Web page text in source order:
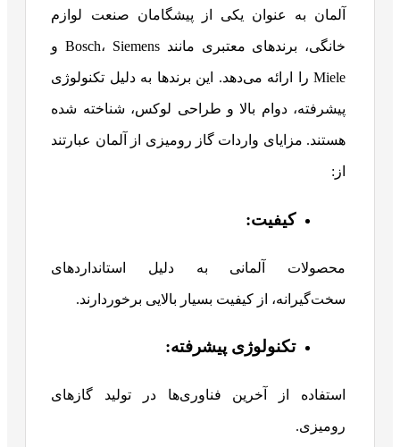
آلمان به عنوان یکی از پیشگامان صنعت لوازم
خانگی، برندهای معتبری مانند Bosch، Siemens و
Miele را ارائه می‌دهد. این برندها به دلیل تکنولوژی
پیشرفته، دوام بالا و طراحی لوکس، شناخته شده
هستند. مزایای واردات گاز رومیزی از آلمان عبارتند
از:
کیفیت:
محصولات آلمانی به دلیل استانداردهای
سخت‌گیرانه، از کیفیت بسیار بالایی برخوردارند.
تکنولوژی پیشرفته:
استفاده از آخرین فناوری‌ها در تولید گازهای
رومیزی.